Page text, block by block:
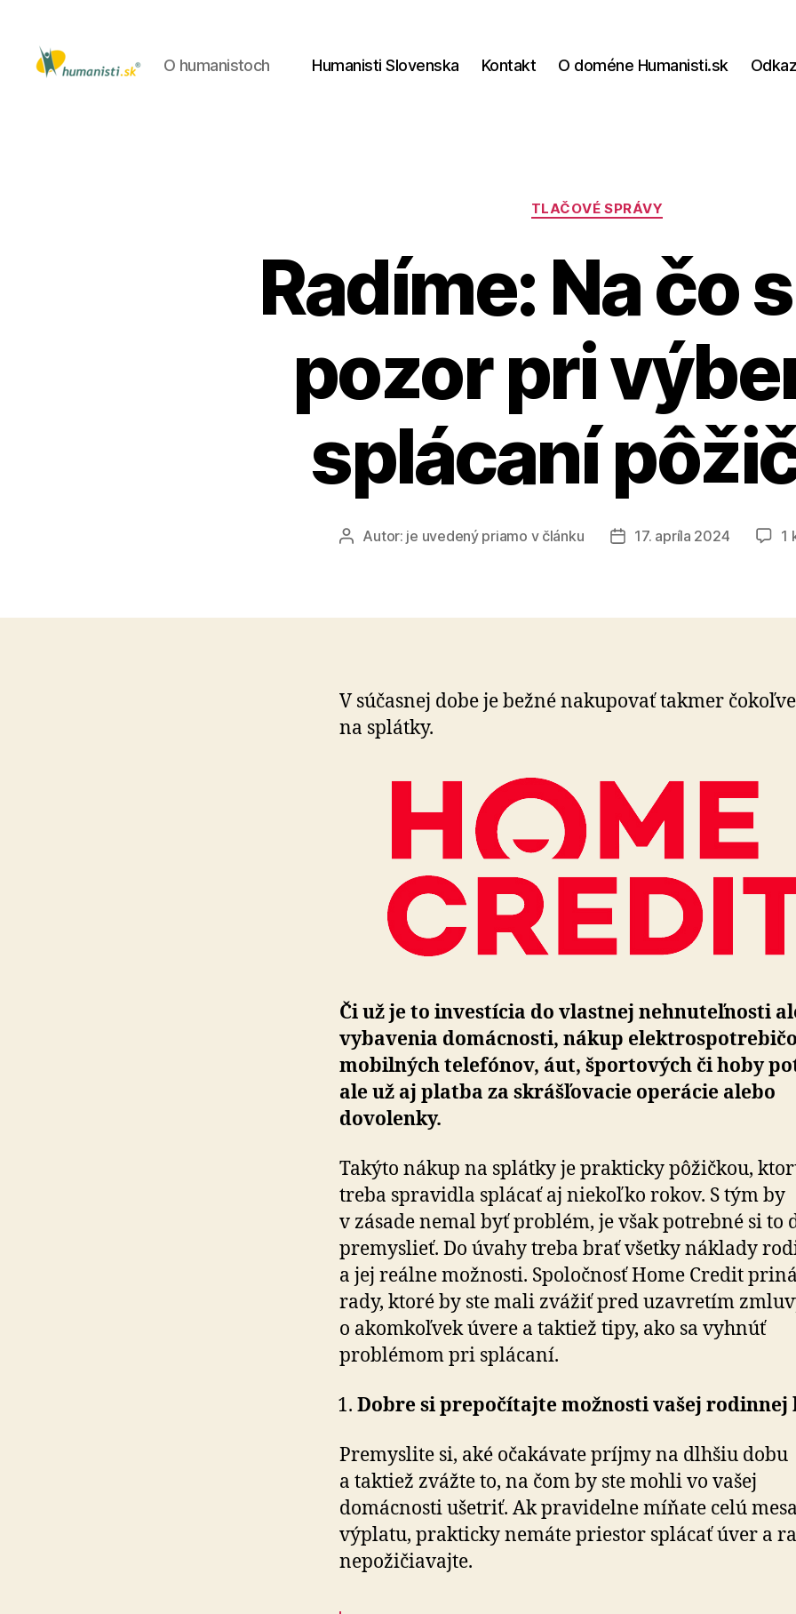
O humanistoch Humanisti Slovenska Kontakt O doméne Humanisti.sk
Kategórie
TLAČOVÉ SPRÁVY
Radíme: Na čo
pozor pri
splácaní
AutorAutor: je uvedený priamo v článku
Dátum
17. apríla 2024 1
V súčasnej dobe je bežné nakupovať takmer
na splátky.
Či už je to investícia do vlastnej nehnuteľnosti
vybavenia domácnosti, nákup
mobilných telefónov, áut, športových či hoby
ale už aj platba za skrášľovacie operácie alebo
dovolenky.
Takýto nákup na splátky je prakticky pôžičkou,
treba spravidla splácať aj niekoľko rokov. S tým by
v zásade nemal byť problém, je však potrebné si to
premyslieť. Do úvahy treba brať všetky náklady
a jej reálne možnosti. Spoločnosť Home Credit
rady, ktoré by ste mali zvážiť pred uzavretím
o akomkoľvek úvere a taktiež tipy, ako sa vyhnúť
problémom pri splácaní.
Dobre si prepočítajte možnosti vašej rodinnej
Premyslite si, aké očakávate príjmy na dlhšiu dobu
a taktiež zvážte to, na čom by ste mohli vo vašej
domácnosti ušetriť. Ak pravidelne míňate celú
výplatu, prakticky nemáte priestor splácať úver a
nepožičiavajte.